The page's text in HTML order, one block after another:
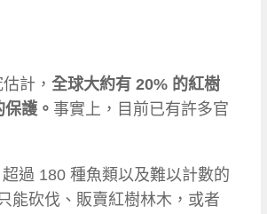
計， 全球大約有 20% 的紅樹
護。 事實上，目前已有許多官
過 180 種魚類以及難以計數的
能砍伐、販賣紅樹林木，或者